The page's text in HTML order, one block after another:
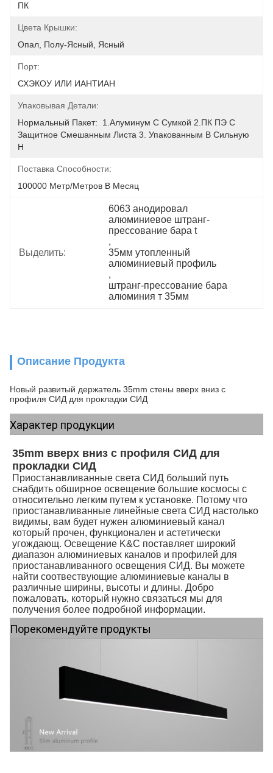
ПК
Цвета Крышки:
Опал, Полу-Ясный, Ясный
Порт:
СХЭКОУ ИЛИ ИАНТИАН
Упаковывая Детали:
Нормальный Пакет:  1.Алуминум С Сумкой 2.ПК ПЭ С
Защитное Смешанным Листа 3. Упакованным В Сильную
Н
Поставка Способности:
100000 Метр/метров В Месяц
Выделить:
6063 анодировал
алюминиевое штранг-
прессование бара t
,
35мм утопленный
алюминиевый профиль
,
штранг-прессование бара
алюминия т 35мм
Описание Продукта
Новый развитый держатель 35mm стены вверх вниз с
профиля СИД для прокладки СИД
Характер продукции
35mm вверх вниз с профиля СИД для
прокладки СИД
Приостанавливанные света СИД больший путь
снабдить обширное освещение большие космосы с
относительно легким путем к установке. Потому что
приостанавливанные линейные света СИД настолько
видимы, вам будет нужен алюминиевый канал
который прочен, функционален и астетически
угождающ. Освещение K&C поставляет широкий
диапазон алюминиевых каналов и профилей для
приостанавливанного освещения СИД. Вы можете
найти соотвествующие алюминиевые каналы в
различные ширины, высоты и длины. Добро
пожаловать, который нужно связаться мы для
получения более подробной информации.
Порекомендуйте продукты